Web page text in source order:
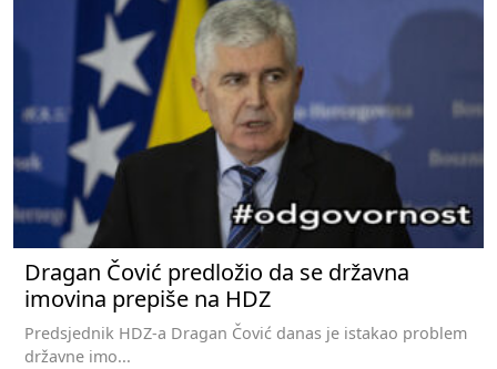
Dragan Čović predložio da se državna
imovina prepiše na HDZ
Predsjednik HDZ-a Dragan Čović danas je istakao problem
državne imo...